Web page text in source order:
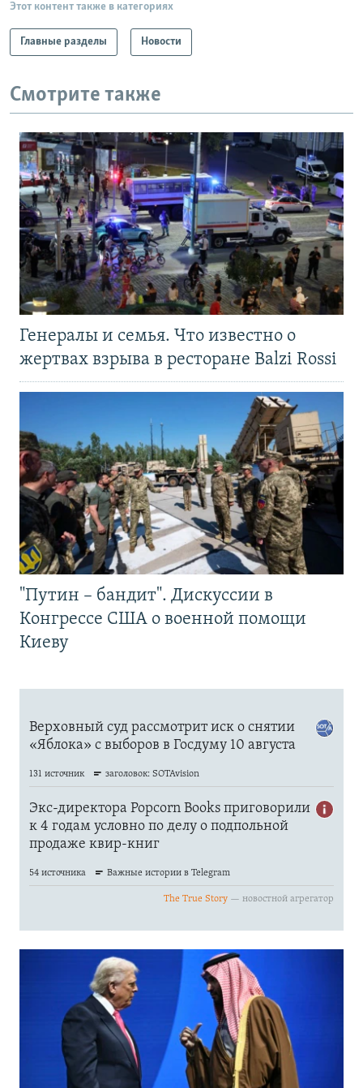
Этот контент также в категориях
Главные разделы Новости
Смотрите также
Генералы и семья. Что известно о
жертвах взрыва в ресторане Balzi Rossi
"Путин – бандит". Дискуссии в
Конгрессе США о военной помощи
Киеву